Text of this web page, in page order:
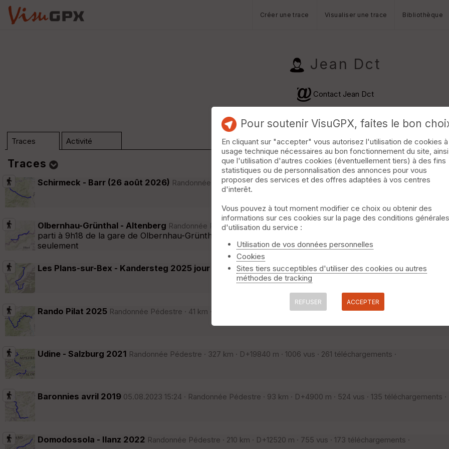
Créer une trace Visualiser une trace Bibliothèque
Jean Dct
Contact Jean Dct
Traces Activité
Traces
Dossier (n°0)
Afficher la carto dossier et sous-dossiers|ce dossier uniquement
Schirmeck - Barr (26 août 2026) Randonnée Pédestre · 26 km · D+730 m · 20 vus · 3 téléchargements ·
Olbernhau-Grünthal - Altenberg Randonnée Pédestre · 43 km · D+990 m · 18 vus · 1 téléchargements ·
parti à 9h18 de la gare de Olbernhau-Grünthal, arrivé à 17h32 à Altenberg (sur la route au centre du
seulement
Les Plans-sur-Bex - Kandersteg 2025 jour 1 Randonnée Pédestre · 20 km · D+2200 m · 71 vus · 12
Rando Pilat 2025 Randonnée Pédestre · 41 km · D+1220 m · 242 vus · 36 téléchargements ·
Udine - Salzburg 2021 Randonnée Pédestre · 327 km · D+19840 m · 1006 vus · 261 téléchargements ·
Baronnies avril 2019 05.08.2023 15:24 · Randonnée Pédestre · 93 km · D+4900 m · 524 vus · 135 téléchargements ·
Domodossola - Ilanz 2022 Randonnée Pédestre · 210 km · D+12520 m · 755 vus · 173 téléchargements ·
Pour soutenir VisuGPX, faites le bon
En cliquant sur "accepter" vous autorisez l'utilisation de cookies à
usage technique nécessaires au bon fonctionnement du site, ainsi
que l'utilisation d'autres cookies (éventuellement tiers) à des fins
statistiques ou de personnalisation des annonces pour vous
proposer des services et des offres adaptées à vos centres
d'interêt.
Vous pouvez à tout moment modifier ce choix ou obtenir des
informations sur ces cookies sur la page des conditions générales
d'utilisation du service :
Utilisation de vos données personnelles
Cookies
Sites tiers succeptibles d'utiliser des cookies ou autres
méthodes de tracking
REFUSER ACCEPTER